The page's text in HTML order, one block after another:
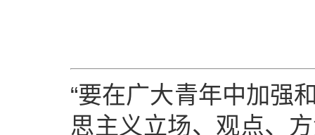
“要在广大青年中加强
思主义立场、观点、